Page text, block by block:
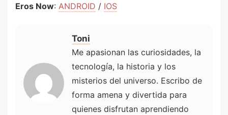
Eros Now: ANDROID / IOS
Toni
Me apasionan las curiosidades, la
tecnología, la historia y los
misterios del universo. Escribo de
forma amena y divertida para
quienes disfrutan aprendiendo